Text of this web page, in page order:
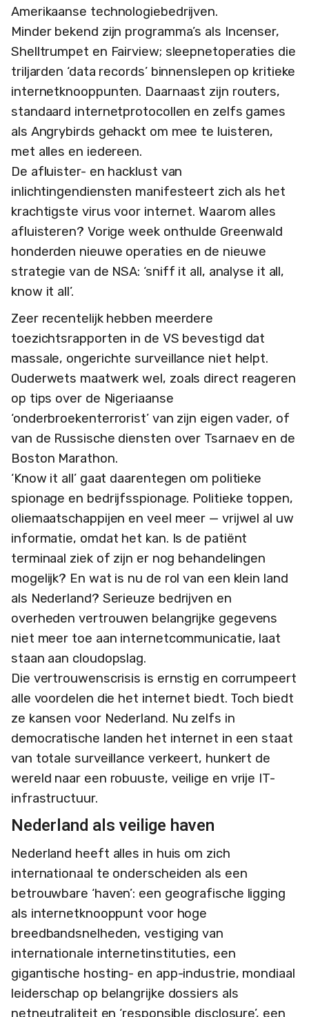
Amerikaanse technologiebedrijven.
Minder bekend zijn programma’s als Incenser,
Shelltrumpet en Fairview; sleepnetoperaties die
triljarden ‘data records’ binnenslepen op kritieke
internetknooppunten. Daarnaast zijn routers,
standaard internetprotocollen en zelfs games
als Angrybirds gehackt om mee te luisteren,
met alles en iedereen.
De afluister- en hacklust van
inlichtingendiensten manifesteert zich als het
krachtigste virus voor internet. Waarom alles
afluisteren? Vorige week onthulde Greenwald
honderden nieuwe operaties en de nieuwe
strategie van de NSA: ‘sniff it all, analyse it all,
know it all’.
Zeer recentelijk hebben meerdere
toezichtsrapporten in de VS bevestigd dat
massale, ongerichte surveillance niet helpt.
Ouderwets maatwerk wel, zoals direct reageren
op tips over de Nigeriaanse
‘onderbroekenterrorist’ van zijn eigen vader, of
van de Russische diensten over Tsarnaev en de
Boston Marathon.
‘Know it all’ gaat daarentegen om politieke
spionage en bedrijfsspionage. Politieke toppen,
oliemaatschappijen en veel meer — vrijwel al uw
informatie, omdat het kan. Is de patiënt
terminaal ziek of zijn er nog behandelingen
mogelijk? En wat is nu de rol van een klein land
als Nederland? Serieuze bedrijven en
overheden vertrouwen belangrijke gegevens
niet meer toe aan internetcommunicatie, laat
staan aan cloudopslag.
Die vertrouwenscrisis is ernstig en corrumpeert
alle voordelen die het internet biedt. Toch biedt
ze kansen voor Nederland. Nu zelfs in
democratische landen het internet in een staat
van totale surveillance verkeert, hunkert de
wereld naar een robuuste, veilige en vrije IT-
infrastructuur.
Nederland als veilige haven
Nederland heeft alles in huis om zich
internationaal te onderscheiden als een
betrouwbare ‘haven’: een geografische ligging
als internetknooppunt voor hoge
breedbandsnelheden, vestiging van
internationale internetinstituties, een
gigantische hosting- en app-industrie, mondiaal
leiderschap op belangrijke dossiers als
netneutraliteit en ‘responsible disclosure’, een